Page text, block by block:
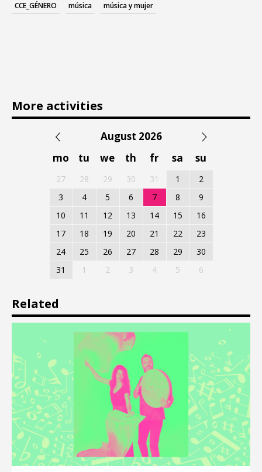
CCE_GÉNERO música música y mujer
More activities
August 2026
mo
tu we th fr sa su
27 28 29 30 31 1
2
3
4 5 6 7 8
9
10
11 12 13 14 15
16
17
18 19 20 21 22
23
24
25 26 27 28 29
30
31
1 2 3 4 5 6
Related